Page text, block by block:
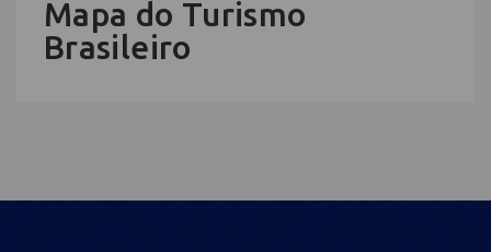
Mapa do Turismo
Brasileiro